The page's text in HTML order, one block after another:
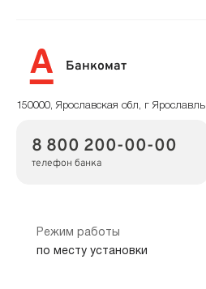
Банкомат
150000, Ярославская обл, г Ярославль
8 800 200-00-00
телефон банка
Режим работы
по месту установки